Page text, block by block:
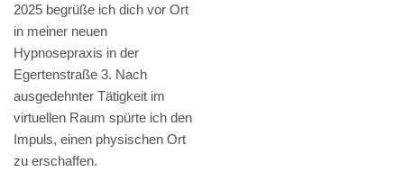
2025 begrüße ich dich vor Ort
in meiner neuen
Hypnosepraxis in der
Egertenstraße 3. Nach
ausgedehnter Tätigkeit im
virtuellen Raum spürte ich den
Impuls, einen physischen Ort
zu erschaffen.